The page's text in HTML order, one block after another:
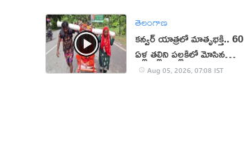
తెలంగాణ
కన్వర్ యాత్రలో మాతృభక్తి.. 60
ఏళ్ల తల్లిని పల్లకిలో మోసిన
కొడుకు, కోడలు!
Aug 05, 2026, 07:08 IST